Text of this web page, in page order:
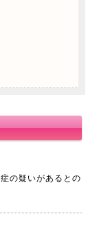
の疑いがあるとの